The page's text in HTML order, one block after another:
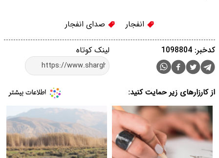
انفجار صدای انفجار
لینک کوتاه کدخبر: 1098804
از کارزارهای زیر حمایت کنید: